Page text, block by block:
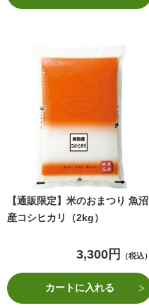
【通販限定】米のおまつり 魚沼
産コシヒカリ（2kg）
3,300円 （税込）
カートに入れる